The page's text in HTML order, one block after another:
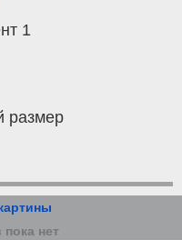
1
размер
нет